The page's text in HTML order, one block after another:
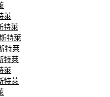
萊
特萊
特萊
特萊
特萊
萊
特萊